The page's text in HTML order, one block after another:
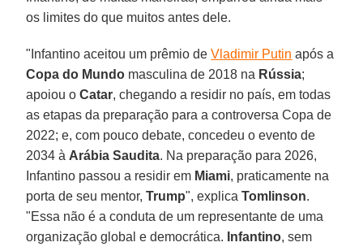
os limites do que muitos antes dele.
"Infantino aceitou um prêmio deVladimir Putin após a
Copa do Mundo masculina de 2018 na Rússia;
apoiou oCatar, chegando a residir no país, em todas
as etapas da preparação para a controversa Copa de
2022; e, com pouco debate, concedeu o evento de
2034 à Arábia Saudita. Na preparação para 2026,
Infantino passou a residir em Miami, praticamente na
porta de seu mentor,Trump", explicaTomlinson.
"Essa não é a conduta de um representante de uma
organização global e democrática. Infantino, sem